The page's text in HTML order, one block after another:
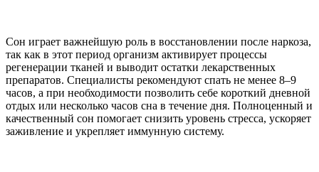
Сон играет важнейшую роль в восстановлении после наркоза,
так как в этот период организм активирует процессы
регенерации тканей и выводит остатки лекарственных
препаратов. Специалисты рекомендуют спать не менее 8–9
часов, а при необходимости позволить себе короткий дневной
отдых или несколько часов сна в течение дня. Полноценный и
качественный сон помогает снизить уровень стресса, ускоряет
заживление и укрепляет иммунную систему.